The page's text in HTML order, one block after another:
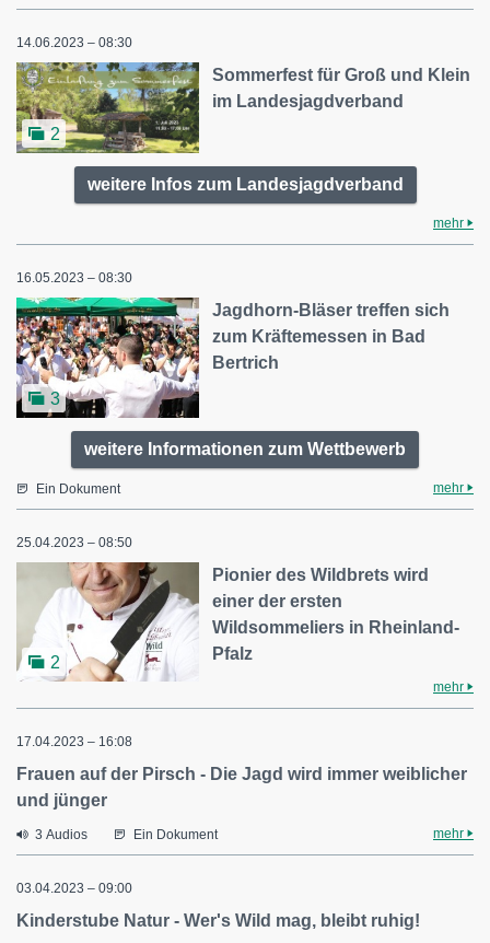
14.06.2023 – 08:30
2
Sommerfest für Groß und Klein
im Landesjagdverband
weitere Infos zum Landesjagdverband
mehr
16.05.2023 – 08:30
3
Jagdhorn-Bläser treffen sich
zum Kräftemessen in Bad
Bertrich
weitere Informationen zum Wettbewerb
Ein Dokument mehr
25.04.2023 – 08:50
2
Pionier des Wildbrets wird
einer der ersten
Wildsommeliers in Rheinland-
Pfalz
mehr
17.04.2023 – 16:08
Frauen auf der Pirsch - Die Jagd wird immer weiblicher
und jünger
3 Audios Ein Dokument mehr
03.04.2023 – 09:00
Kinderstube Natur - Wer's Wild mag, bleibt ruhig!